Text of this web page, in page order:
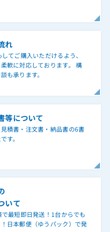
れ
てご購入いただけるよう、
軟に対応しております。 構
も承ります。
等について
積書・注文書・納品書の6書
す。
いて
最短即日発送！1台からでも
日本郵便（ゆうパック）で発